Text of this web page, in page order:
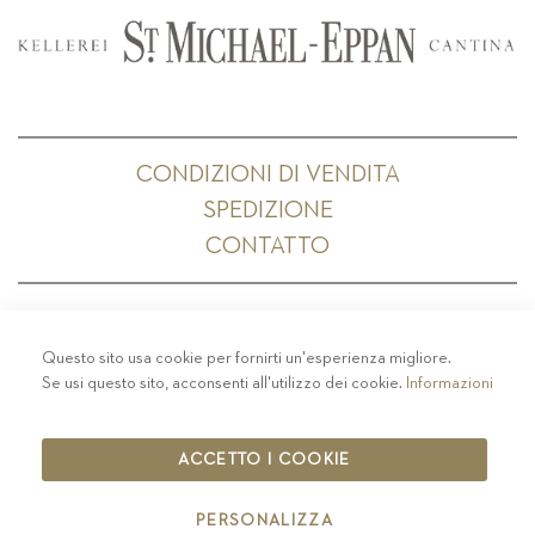
CONDIZIONI DI VENDITA
SPEDIZIONE
CONTATTO
PRIVACY-COLOPHON - COOKIE POLICY
CODICE ETICO
IT00126670215
Questo sito usa cookie per fornirti un'esperienza migliore.
Se usi questo sito, acconsenti all'utilizzo dei cookie. Informazioni
ACCETTO I COOKIE
PERSONALIZZA